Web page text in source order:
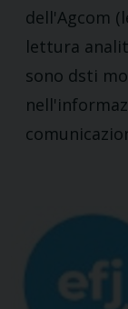
dell'Agcom
lettura
sono dsti